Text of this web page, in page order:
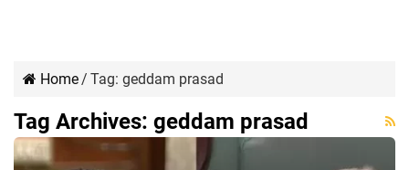
Home/ Tag: geddam prasad
Tag Archives: geddam prasad